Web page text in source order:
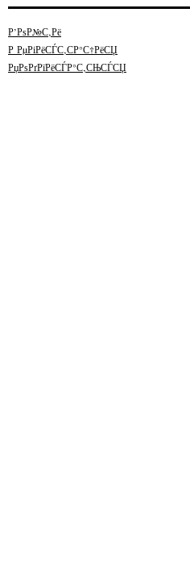
Р’РѕР№С‚Рё
Р РµРіРёСЃС‚СР°С†РёСЏ
РџРѕРґРїРёСЃР°С‚СЊСЃСЏ